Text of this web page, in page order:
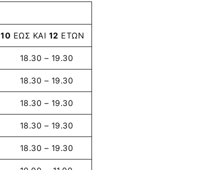
10 ΕΩΣ ΚΑΙ 12 ΕΤΩΝ
18.30 – 19.30
18.30 – 19.30
18.30 – 19.30
18.30 – 19.30
18.30 – 19.30